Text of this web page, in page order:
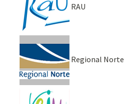
RAU
Regional Norte